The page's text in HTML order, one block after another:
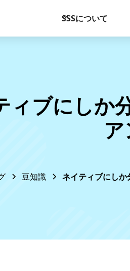
SSSについて
ィブにしか
豆知識 ネイティブにし